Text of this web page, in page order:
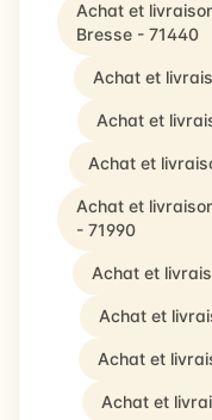
Achat et
Bresse - 71440
Achat et
Achat et
Achat et
Achat et
- 71990
Achat et
Achat et
Achat et
Achat et